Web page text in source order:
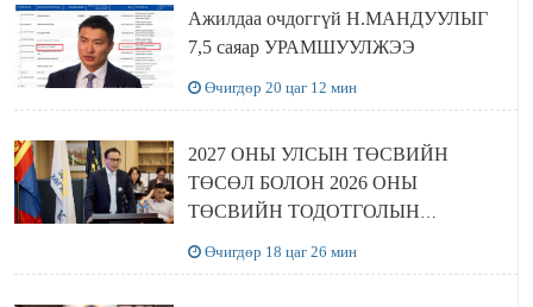
Ажилдаа очдоггүй Н.МАНДУУЛЫГ
7,5 саяар УРАМШУУЛЖЭЭ
Өчигдөр 20 цаг 12 мин
2027 ОНЫ УЛСЫН ТӨСВИЙН
ТӨСӨЛ БОЛОН 2026 ОНЫ
ТӨСВИЙН ТОДОТГОЛЫН
Өчигдөр 18 цаг 26 мин